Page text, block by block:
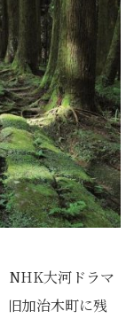
NHK大河ドラマ
旧加治木町に残